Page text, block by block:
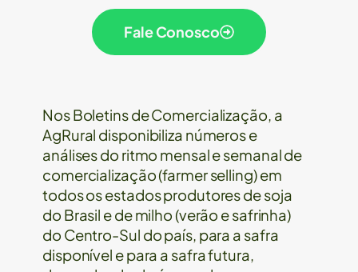
Fale Conosco
Nos Boletins de Comercialização, a
AgRural disponibiliza números e
análises do ritmo mensal e semanal de
comercialização (farmer selling) em
todos os estados produtores de soja
do Brasil e de milho (verão e safrinha)
do Centro-Sul do país, para a safra
disponível e para a safra futura,